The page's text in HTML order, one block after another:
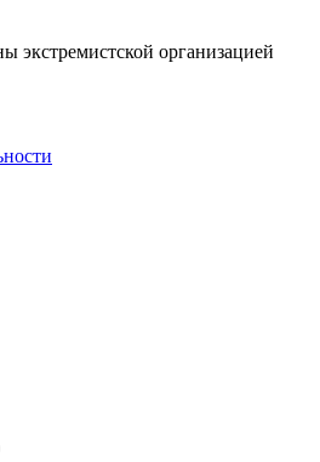
экстремистской организацией